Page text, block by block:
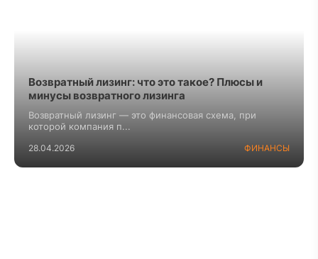
Возвратный лизинг: что это такое? Плюсы и
минусы возвратного лизинга
Возвратный лизинг — это финансовая схема, при
которой компания п...
28.04.2026 ФИНАНСЫ